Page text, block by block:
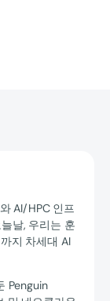
AI/HPC 인프
날, 우리는 훈
지 차세대 AI
Penguin